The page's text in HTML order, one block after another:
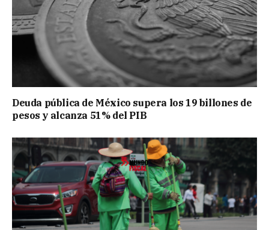
Deuda pública de México supera los 19 billones de
pesos y alcanza 51% del PIB